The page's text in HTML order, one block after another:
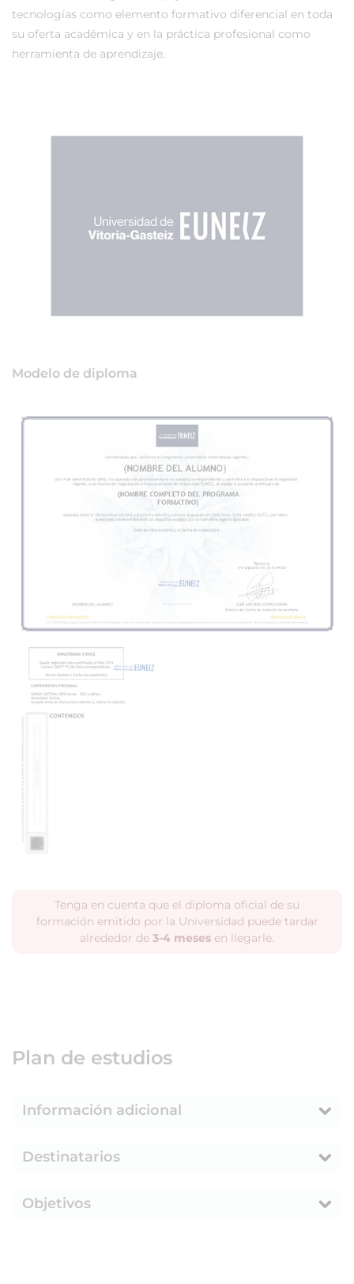
tecnologías como elemento formativo diferencial en toda
su oferta académica y en la práctica profesional como
herramienta de aprendizaje.
Modelo de diploma
Tenga en cuenta que el diploma oficial de su
formación emitido por la Universidad puede tardar
alrededor de 3-4 meses en llegarle.
Plan de estudios
Información adicional
Destinatarios
Objetivos